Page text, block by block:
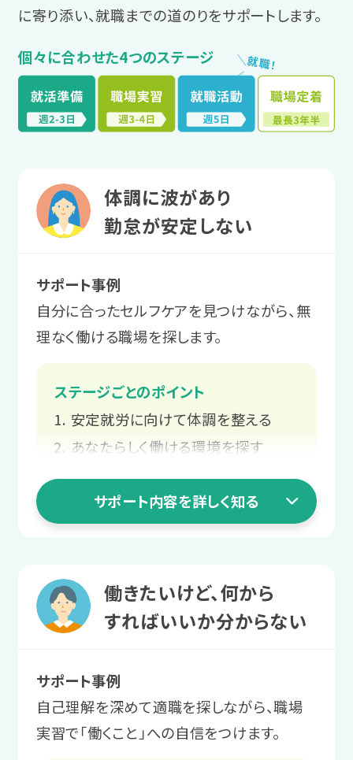
に寄り添い、就職までの道のりをサポートします。
個々に合わせた4つのステージ ＼
就
職
！
／
体調に波があり
勤怠が安定しない
サポート事例
自分に合ったセルフケアを見つけながら、無
理なく働ける職場を探します。
ステージごとのポイント
安定就労に向けて体調を整える
あなたらしく働ける環境を探す
スタッフと二人三脚での就職活動
長く働くための職場との関係づくり
安定就労に向けて
まずは1日2〜3時間から利用。プログラ
ムを受講し、体調管理やストレス対処法
を学びます。
サポート内容を詳しく知る
働きたいけど、何から
すればいいか分からない
サポート事例
自己理解を深めて適職を探しながら、職場
実習で「働くこと」への自信をつけます。